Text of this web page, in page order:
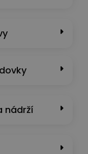
nádrží